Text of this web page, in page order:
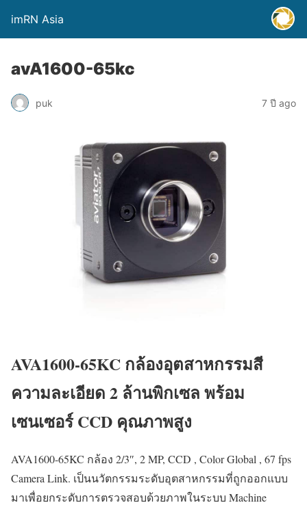
imRN Asia
avA1600-65kc
puk 7 ปี ago
AVA1600-65KC กล้องอุตสาหกรรมสี
ความละเอียด 2 ล้านพิกเซล พร้อม
เซนเซอร์ CCD คุณภาพสูง
AVA1600-65KC กล้อง 2/3″, 2 MP, CCD , Color Global , 67 fps
Camera Link. เป็นนวัตกรรมระดับอุตสาหกรรมที่ถูกออกแบบ
มาเพื่อยกระดับการตรวจสอบด้วยภาพในระบบ Machine